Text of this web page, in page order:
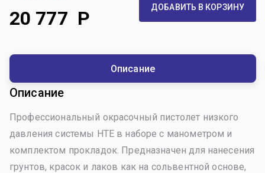
20 777 Р ДОБАВИТЬ В КОРЗИНУ
Описание
Описание
Профессиональный окрасочный пистолет низкого
давления системы HTE в наборе с манометром и
комплектом прокладок. Предназначен для нанесения
грунтов, красок и лаков как на сольвентной основе,